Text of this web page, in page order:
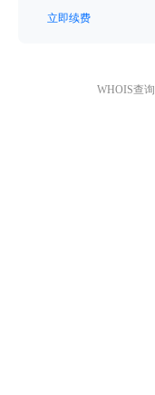
立即续费
WHOIS查询